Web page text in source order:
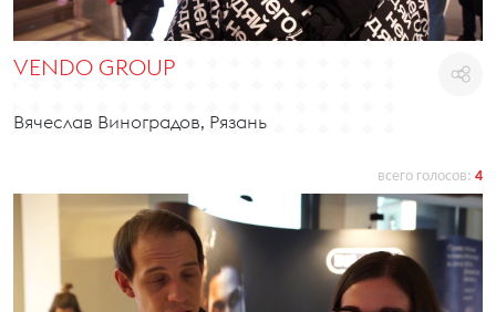
VENDO GROUP
Вячеслав Виноградов, Рязань
всего голосов: 4